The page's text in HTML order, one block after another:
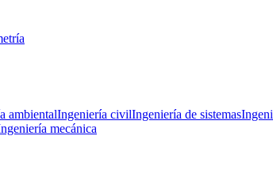
ambientalIngeniería civilIngeniería de sistemas
mecánica